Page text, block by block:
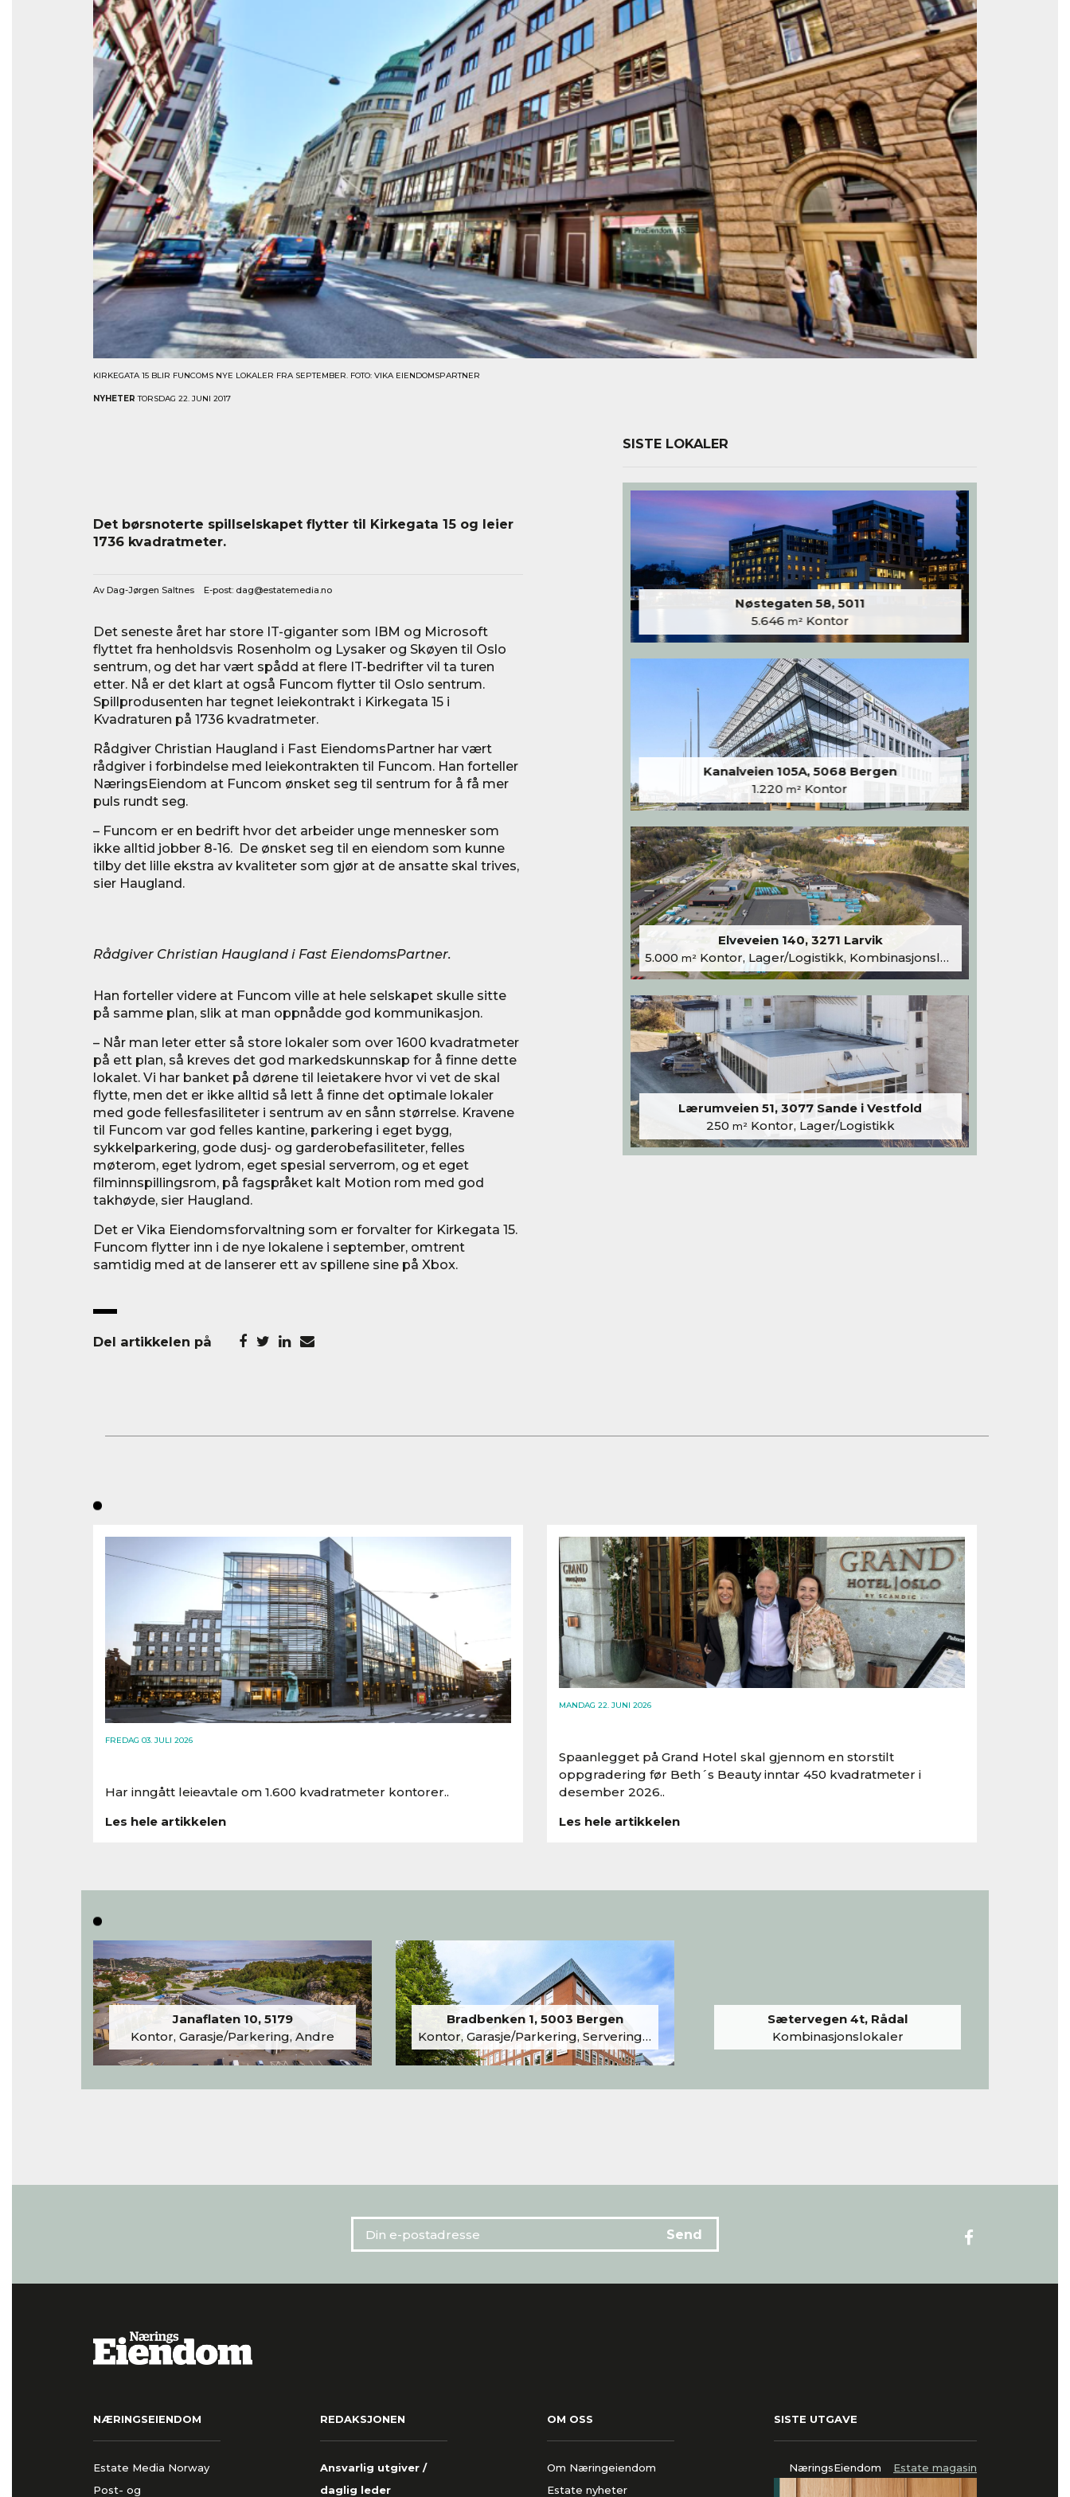
KIRKEGATA 15 BLIR FUNCOMS NYE LOKALER FRA SEPTEMBER. FOTO: VIKA EIENDOMSPARTNER
NYHETER TORSDAG 22. JUNI 2017
Det børsnoterte spillselskapet flytter til Kirkegata 15 og leier
1736 kvadratmeter.
Av Dag-Jørgen Saltnes E-post: dag@estatemedia.no
Det seneste året har store IT-giganter som IBM og Microsoft
flyttet fra henholdsvis Rosenholm og Lysaker og Skøyen til Oslo
sentrum, og det har vært spådd at flere IT-bedrifter vil ta turen
etter. Nå er det klart at også Funcom flytter til Oslo sentrum.
Spillprodusenten har tegnet leiekontrakt i Kirkegata 15 i
Kvadraturen på 1736 kvadratmeter.
Rådgiver Christian Haugland i Fast EiendomsPartner har vært
rådgiver i forbindelse med leiekontrakten til Funcom. Han forteller
NæringsEiendom at Funcom ønsket seg til sentrum for å få mer
puls rundt seg.
– Funcom er en bedrift hvor det arbeider unge mennesker som
ikke alltid jobber 8-16. De ønsket seg til en eiendom som kunne
tilby det lille ekstra av kvaliteter som gjør at de ansatte skal trives,
sier Haugland.
Rådgiver Christian Haugland i Fast EiendomsPartner.
Han forteller videre at Funcom ville at hele selskapet skulle sitte
på samme plan, slik at man oppnådde god kommunikasjon.
– Når man leter etter så store lokaler som over 1600 kvadratmeter
på ett plan, så kreves det god markedskunnskap for å finne dette
lokalet. Vi har banket på dørene til leietakere hvor vi vet de skal
flytte, men det er ikke alltid så lett å finne det optimale lokaler
med gode fellesfasiliteter i sentrum av en sånn størrelse. Kravene
til Funcom var god felles kantine, parkering i eget bygg,
sykkelparkering, gode dusj- og garderobefasiliteter, felles
møterom, eget lydrom, eget spesial serverrom, og et eget
filminnspillingsrom, på fagspråket kalt Motion rom med god
takhøyde, sier Haugland.
Det er Vika Eiendomsforvaltning som er forvalter for Kirkegata 15.
Funcom flytter inn i de nye lokalene i september, omtrent
samtidig med at de lanserer ett av spillene sine på Xbox.
Del artikkelen på
SISTE LOKALER
Nøstegaten 58, 5011
5.646 m² Kontor
Kanalveien 105A, 5068 Bergen
1.220 m² Kontor
Elveveien 140, 3271 Larvik
5.000 m²Kontor, Lager/Logistikk, Kombinasjonslokaler
Lærumveien 51, 3077 Sande i Vestfold
250 m²Kontor, Lager/Logistikk
FREDAG 03. JULI 2026
Har inngått leieavtale om 1.600 kvadratmeter kontorer..
Les hele artikkelen
MANDAG 22. JUNI 2026
Spaanlegget på Grand Hotel skal gjennom en storstilt
oppgradering før Beth´s Beauty inntar 450 kvadratmeter i
desember 2026..
Les hele artikkelen
Janaflaten 10, 5179
Kontor, Garasje/Parkering, Andre
Bradbenken 1, 5003 Bergen
Kontor, Garasje/Parkering, Serveringslokale/Kantine, Undervisning/Arrangement
Sætervegen 4t, Rådal
Kombinasjonslokaler
NÆRINGSEIENDOM
Estate Media Norway
Post- og
REDAKSJONEN
Ansvarlig utgiver /
daglig leder
OM OSS
Om Næringeiendom
Estate nyheter
SISTE UTGAVE
NæringsEiendom Estate magasin